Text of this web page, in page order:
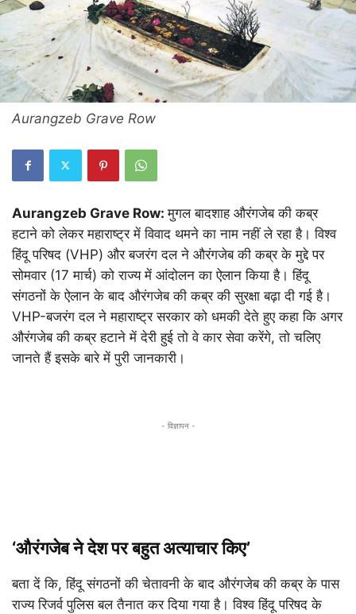
Aurangzeb Grave Row
Aurangzeb Grave Row:मुगल बादशाह औरंगजेब की कब्र
हटाने को लेकर महाराष्ट्र में विवाद थमने का नाम नहीं ले रहा है। विश्व
हिंदू परिषद (VHP) और बजरंग दल ने औरंगजेब की कब्र के मुद्दे पर
सोमवार (17 मार्च) को राज्य में आंदोलन का ऐलान किया है। हिंदू
संगठनों के ऐलान के बाद औरंगजेब की कब्र की सुरक्षा बढ़ा दी गई है।
VHP-बजरंग दल ने महाराष्ट्र सरकार को धमकी देते हुए कहा कि अगर
औरंगजेब की कब्र हटाने में देरी हुई तो वे कार सेवा करेंगे, तो चलिए
जानते हैं इसके बारे में पुरी जानकारी।
- विज्ञापन -
‘औरंगजेब ने देश पर बहुत अत्याचार किए’
बता दें कि, हिंदू संगठनों की चेतावनी के बाद औरंगजेब की कब्र के पास
राज्य रिजर्व पुलिस बल तैनात कर दिया गया है। विश्व हिंदू परिषद के